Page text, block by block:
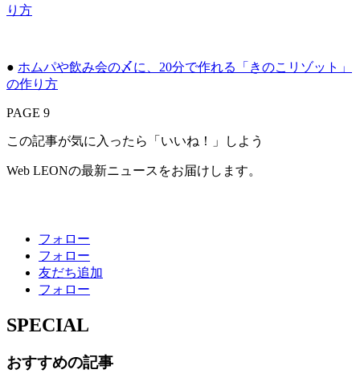
り方
● ホムパや飲み会の〆に、20分で作れる「きのこリゾット」
の作り方
PAGE 9
この記事が気に入ったら「いいね！」しよう
Web LEONの最新ニュースをお届けします。
フォロー
フォロー
友だち追加
フォロー
SPECIAL
おすすめの記事